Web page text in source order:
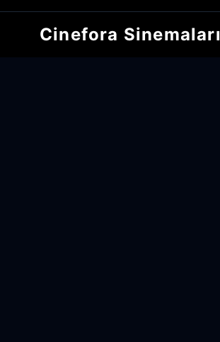
Cinefora Sinemaları